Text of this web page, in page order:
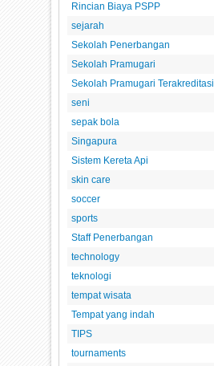
Rincian Biaya PSPP
sejarah
Sekolah Penerbangan
Sekolah Pramugari
Sekolah Pramugari Terakreditasi
seni
sepak bola
Singapura
Sistem Kereta Api
skin care
soccer
sports
Staff Penerbangan
technology
teknologi
tempat wisata
Tempat yang indah
TIPS
tournaments